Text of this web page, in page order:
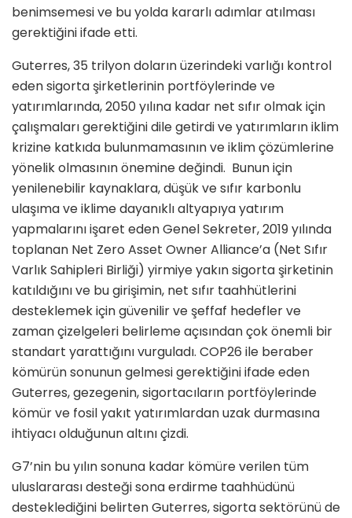
benimsemesi ve bu yolda kararlı adımlar atılması
gerektiğini ifade etti.
Guterres, 35 trilyon doların üzerindeki varlığı kontrol
eden sigorta şirketlerinin portföylerinde ve
yatırımlarında, 2050 yılına kadar net sıfır olmak için
çalışmaları gerektiğini dile getirdi ve yatırımların iklim
krizine katkıda bulunmamasının ve iklim çözümlerine
yönelik olmasının önemine değindi. Bunun için
yenilenebilir kaynaklara, düşük ve sıfır karbonlu
ulaşıma ve iklime dayanıklı altyapıya yatırım
yapmalarını işaret eden Genel Sekreter, 2019 yılında
toplanan Net Zero Asset Owner Alliance’a (Net Sıfır
Varlık Sahipleri Birliği) yirmiye yakın sigorta şirketinin
katıldığını ve bu girişimin, net sıfır taahhütlerini
desteklemek için güvenilir ve şeffaf hedefler ve
zaman çizelgeleri belirleme açısından çok önemli bir
standart yarattığını vurguladı. COP26 ile beraber
kömürün sonunun gelmesi gerektiğini ifade eden
Guterres, gezegenin, sigortacıların portföylerinde
kömür ve fosil yakıt yatırımlardan uzak durmasına
ihtiyacı olduğunun altını çizdi.
G7’nin bu yılın sonuna kadar kömüre verilen tüm
uluslararası desteği sona erdirme taahhüdünü
desteklediğini belirten Guterres, sigorta sektörünü de